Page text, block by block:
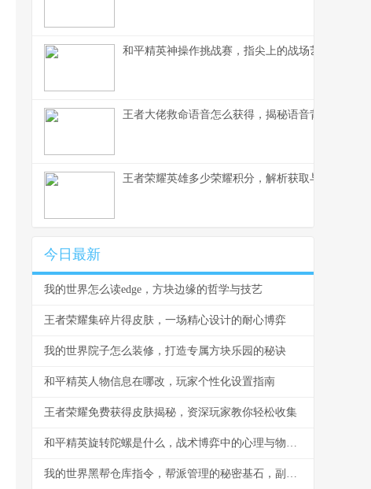
和平精英神操作挑战赛，指尖上的战场艺术
王者大佬救命语音怎么获得，揭秘语音背后的荣耀
王者荣耀英雄多少荣耀积分，解析获取与使用之道
今日最新
我的世界怎么读edge，方块边缘的哲学与技艺
王者荣耀集碎片得皮肤，一场精心设计的耐心博弈
我的世界院子怎么装修，打造专属方块乐园的秘诀
和平精英人物信息在哪改，玩家个性化设置指南
王者荣耀免费获得皮肤揭秘，资深玩家教你轻松收集
和平精英旋转陀螺是什么，战术博弈中的心理与物理轴心
我的世界黑帮仓库指令，帮派管理的秘密基石，副标题，指令构筑的地下秩序与财富堡垒